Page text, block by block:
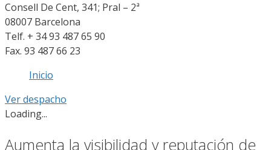
Consell De Cent, 341; Pral – 2ª
08007 Barcelona
Telf. + 34 93 487 65 90
Fax. 93 487 66 23
Inicio
Ver despacho
Loading...
Aumenta la visibilidad y reputación de